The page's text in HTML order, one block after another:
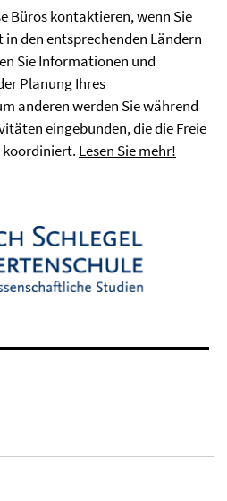
Büros kontaktieren, wenn Sie
den entsprechenden Ländern
Sie Informationen und
Planung Ihres
anderen werden Sie während
eingebunden, die die Freie
Lesen Sie mehr!